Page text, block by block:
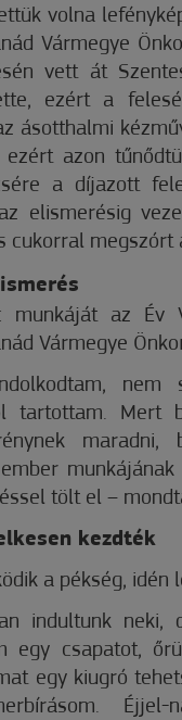
volna
Vármegye
vett át
ezért a
ásotthalmi
ezért azon
a díjazott
elismerésig
cukorral
munkáját az Év
Vármegye
tartottam. Mert
maradni,
tölt el –
kezdték
a pékség, idén
indultunk neki,
egy csapatot,
egy kiugró
Éjjel-